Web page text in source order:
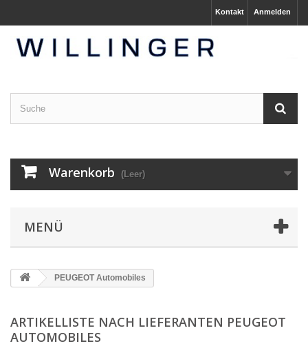
Anmelden
Kontakt
Warenkorb (Leer)
MENÜ
PEUGEOT Automobiles
ARTIKELLISTE NACH LIEFERANTEN PEUGEOT
AUTOMOBILES